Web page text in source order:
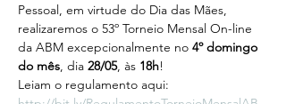
Pessoal, em virtude do Dia das Mães,
realizaremos o 53º Torneio Mensal On-line
da ABM excepcionalmente no 4º domingo
do mês, dia 28/05, às 18h!
Leiam o regulamento aqui: